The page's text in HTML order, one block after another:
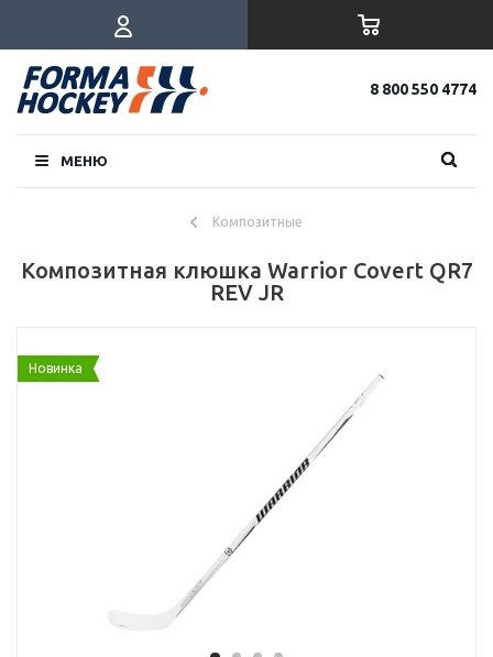
8 800 550 4774
МЕНЮ
Композитные
Композитная клюшка Warrior Covert QR7
REV JR
Новинка